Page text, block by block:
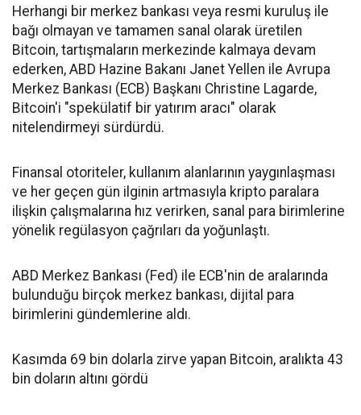
Herhangi bir merkez bankası veya resmi kuruluş ile
bağı olmayan ve tamamen sanal olarak üretilen
Bitcoin, tartışmaların merkezinde kalmaya devam
ederken, ABD Hazine Bakanı Janet Yellen ile Avrupa
Merkez Bankası (ECB) Başkanı Christine Lagarde,
Bitcoin'i "spekülatif bir yatırım aracı" olarak
nitelendirmeyi sürdürdü.
Finansal otoriteler, kullanım alanlarının yaygınlaşması
ve her geçen gün ilginin artmasıyla kripto paralara
ilişkin çalışmalarına hız verirken, sanal para birimlerine
yönelik regülasyon çağrıları da yoğunlaştı.
ABD Merkez Bankası (Fed) ile ECB'nin de aralarında
bulunduğu birçok merkez bankası, dijital para
birimlerini gündemlerine aldı.
Kasımda 69 bin dolarla zirve yapan Bitcoin, aralıkta 43
bin doların altını gördü